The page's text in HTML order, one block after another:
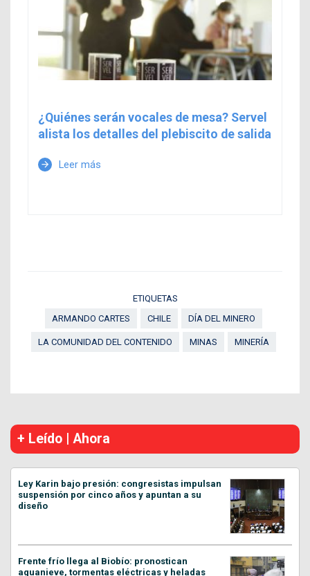
¿Quiénes serán vocales de mesa? Servel
alista los detalles del plebiscito de salida
arrow_forward Leer más
ETIQUETAS
ARMANDO CARTES
CHILE DÍA DEL MINERO
LA COMUNIDAD DEL CONTENIDO MINAS MINERÍA
+ Leído | Ahora
Ley Karin bajo presión: congresistas impulsan
suspensión por cinco años y apuntan a su
diseño
Frente frío llega al Biobío: pronostican
aguanieve, tormentas eléctricas y heladas